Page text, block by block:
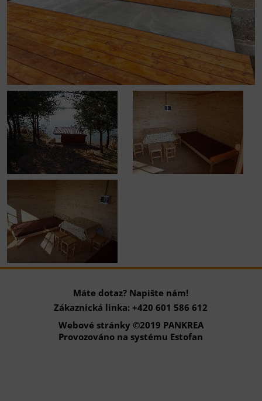
Máte dotaz? Napište nám!
Zákaznická linka: +420 601 586 612
Webové stránky ©2019 PANKREA
Provozováno na systému Estofan